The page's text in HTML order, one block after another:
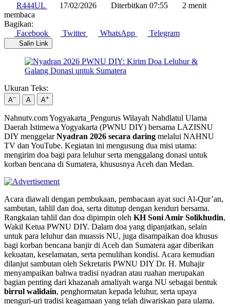
R444UL 17/02/2026 Diterbitkan 07:55
2 menit
membaca
Bagikan:
Facebook
Twitter WhatsApp Telegram
Salin Link
Ukuran Teks:
A− A A+
Nahnutv.com Yogyakarta_Pengurus Wilayah Nahdlatul Ulama
Daerah Istimewa Yogyakarta (PWNU DIY) bersama LAZISNU
DIY menggelarNyadran 2026 secara daring melalui NAHNU
TV dan YouTube. Kegiatan ini mengusung dua misi utama:
mengirim doa bagi para leluhur serta menggalang donasi untuk
korban bencana di Sumatera, khususnya Aceh dan Medan.
Acara diawali dengan pembukaan, pembacaan ayat suci Al-Qur’an,
sambutan, tahlil dan doa, serta ditutup dengan kenduri bersama.
Rangkaian tahlil dan doa dipimpin oleh KH Soni Amir Solikhudin,
Wakil Ketua PWNU DIY. Dalam doa yang dipanjatkan, selain
untuk para leluhur dan muassis NU, juga disampaikan doa khusus
bagi korban bencana banjir di Aceh dan Sumatera agar diberikan
kekuatan, keselamatan, serta pemulihan kondisi. Acara kemudian
dilanjut sambutan oleh Sekretaris PWNU DIY Dr. H. Muhajir
menyampaikan bahwa tradisi nyadran atau ruahan merupakan
bagian penting dari khazanah amaliyah warga NU sebagai bentuk
birrul walidain, penghormatan kepada leluhur, serta upaya
menguri-uri tradisi keagamaan yang telah diwariskan para ulama.